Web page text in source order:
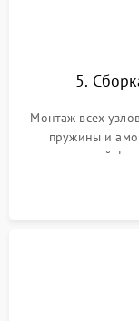
5.
Монтаж всех
пружины и
надежной
герметиком для